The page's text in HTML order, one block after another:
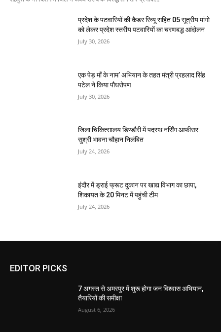
प्रदेश के पटवारियों की कैडर रिव्यू सहित 05 सूत्रीय मांगो
को लेकर प्रदेश स्तरीय पटवारियों का चरणबद्ध आंदोलन
July 30, 2026
एक पेड़ माँ के नाम’ अभियान के तहत मंत्री प्रहलाद सिंह
पटेल ने किया पौधरोपण
July 30, 2026
जिला चिकित्सालय डिण्डौरी में पदस्थ नर्सिंग आफीसर
सुश्री भावना चौहान निलंबित
July 24, 2026
इंदौर में ड्राई फ्रूट दुकान पर खाद्य विभाग का छापा,
शिकायत के 20 मिनट में पहुंची टीम
July 24, 2026
EDITOR PICKS
7 अगस्त से अमरपुर में शुरू होगा जन विश्वास अभियान,
तैयारियों की समीक्षा
August 6, 2026